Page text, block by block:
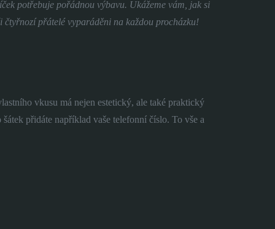
potřebuje pořádnou výbavu. Ukážeme vám, jak si
přátelé vyparáděni na každou procházku!
vkusu má nejen estetický, ale také praktický
přidáte například vaše telefonní číslo. To vše a